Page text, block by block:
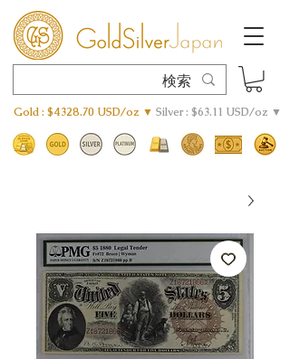
Gold : $4328.70 USD/oz ▼ Silver : $63.11 USD/oz ▼